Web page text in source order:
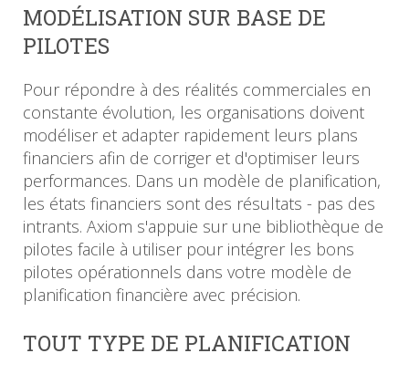
MODÉLISATION SUR BASE DE
PILOTES
Pour répondre à des réalités commerciales en
constante évolution, les organisations doivent
modéliser et adapter rapidement leurs plans
financiers afin de corriger et d'optimiser leurs
performances. Dans un modèle de planification,
les états financiers sont des résultats - pas des
intrants. Axiom s'appuie sur une bibliothèque de
pilotes facile à utiliser pour intégrer les bons
pilotes opérationnels dans votre modèle de
planification financière avec précision.
TOUT TYPE DE PLANIFICATION